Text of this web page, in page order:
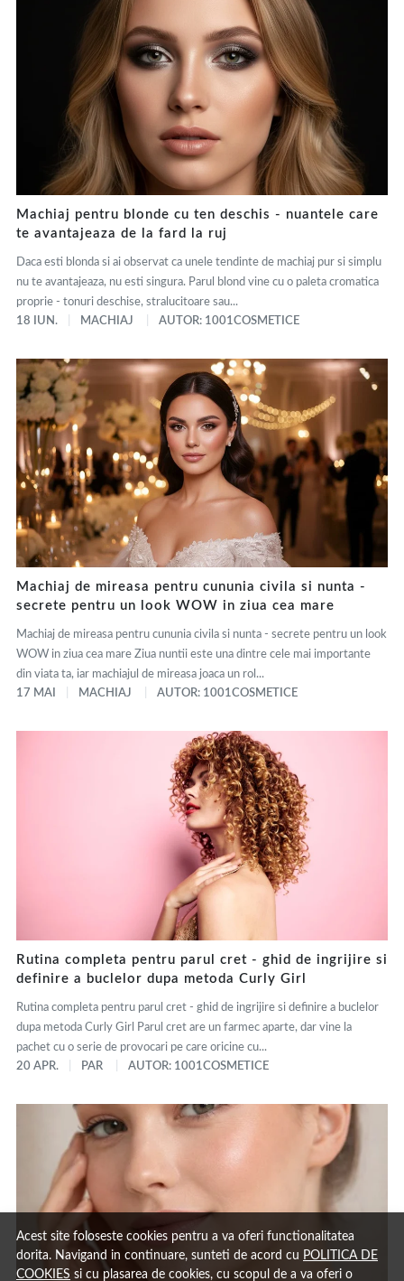
Acest site foloseste cookies pentru a va oferi functionalitatea
dorita. Navigand in continuare, sunteti de acord cu POLITICA DE
COOKIES si cu plasarea de cookies, cu scopul de a va oferi o
Machiaj pentru blonde cu ten deschis - nuantele care
te avantajeaza de la fard la ruj
Daca esti blonda si ai observat ca unele tendinte de machiaj pur si simplu
nu te avantajeaza, nu esti singura. Parul blond vine cu o paleta cromatica
proprie - tonuri deschise, stralucitoare sau...
18 IUN.
MACHIAJ AUTOR: 1001COSMETICE
Machiaj de mireasa pentru cununia civila si nunta -
secrete pentru un look WOW in ziua cea mare
Machiaj de mireasa pentru cununia civila si nunta - secrete pentru un look
WOW in ziua cea mare Ziua nuntii este una dintre cele mai importante
din viata ta, iar machiajul de mireasa joaca un rol...
17 MAI
MACHIAJ AUTOR: 1001COSMETICE
Rutina completa pentru parul cret - ghid de ingrijire si
definire a buclelor dupa metoda Curly Girl
Rutina completa pentru parul cret - ghid de ingrijire si definire a buclelor
dupa metoda Curly Girl Parul cret are un farmec aparte, dar vine la
pachet cu o serie de provocari pe care oricine cu...
20 APR.
PAR AUTOR: 1001COSMETICE